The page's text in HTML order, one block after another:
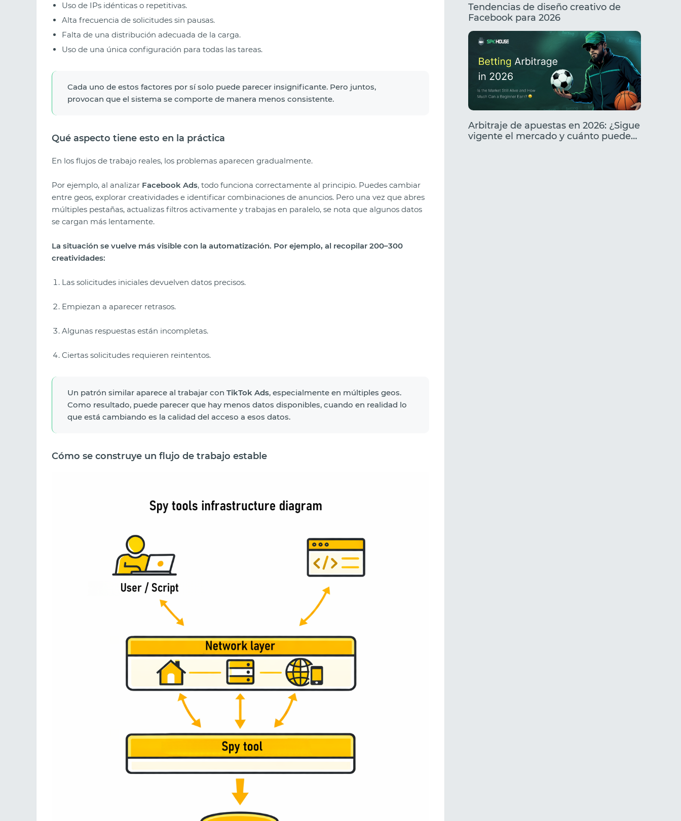
Uso de IPs idénticas o repetitivas.
Alta frecuencia de solicitudes sin pausas.
Falta de una distribución adecuada de la carga.
Uso de una única configuración para todas las tareas.
Cada uno de estos factores por sí solo puede parecer insignificante. Pero juntos,
provocan que el sistema se comporte de manera menos consistente.
Qué aspecto tiene esto en la práctica
En los flujos de trabajo reales, los problemas aparecen gradualmente.
Por ejemplo, al analizar Facebook Ads, todo funciona correctamente al principio. Puedes cambiar
entre geos, explorar creatividades e identificar combinaciones de anuncios. Pero una vez que abres
múltiples pestañas, actualizas filtros activamente y trabajas en paralelo, se nota que algunos datos
se cargan más lentamente.
La situación se vuelve más visible con la automatización. Por ejemplo, al recopilar 200–300
creatividades:
Las solicitudes iniciales devuelven datos precisos.
Empiezan a aparecer retrasos.
Algunas respuestas están incompletas.
Ciertas solicitudes requieren reintentos.
Un patrón similar aparece al trabajar con TikTok Ads, especialmente en múltiples geos.
Como resultado, puede parecer que hay menos datos disponibles, cuando en realidad lo
que está cambiando es la calidad del acceso a esos datos.
Cómo se construye un flujo de trabajo estable
Tendencias de diseño creativo de
Facebook para 2026
Arbitraje de apuestas en 2026: ¿Sigue
vigente el mercado y cuánto puede